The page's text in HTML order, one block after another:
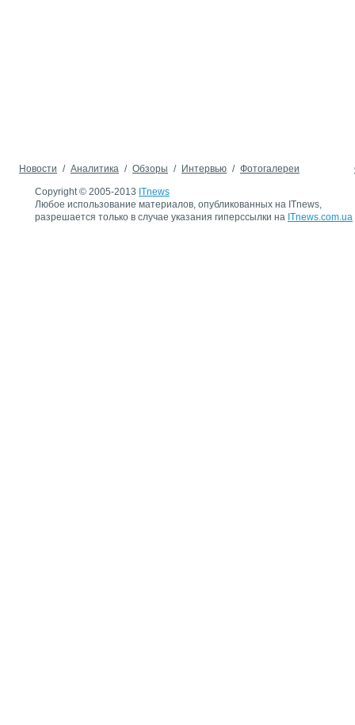
Новости / Аналитика / Обзоры / Интервью / Фотогалереи
Copyright © 2005-2013 ITnews
Любое использование материалов, опубликованных на ITnews,
разрешается только в случае указания гиперссылки на ITnews.com.ua